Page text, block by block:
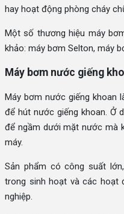
hay hoạt động phòng cháy
Một số thương hiệu máy
khảo: máy bơm Selton, máy
Máy bơm nước giếng
Máy bơm nước giếng khoan
để hút nước giếng khoan. Ở
để ngầm dưới mặt nước mà
máy.
Sản phẩm có công suất
trong sinh hoạt và các hoạt
nghiệp.